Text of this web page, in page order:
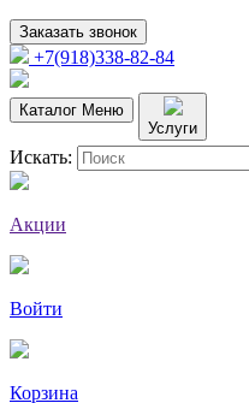
Заказать звонок
+7(918)338-82-84
Каталог Меню
Услуги
Искать:
Акции
Войти
Корзина